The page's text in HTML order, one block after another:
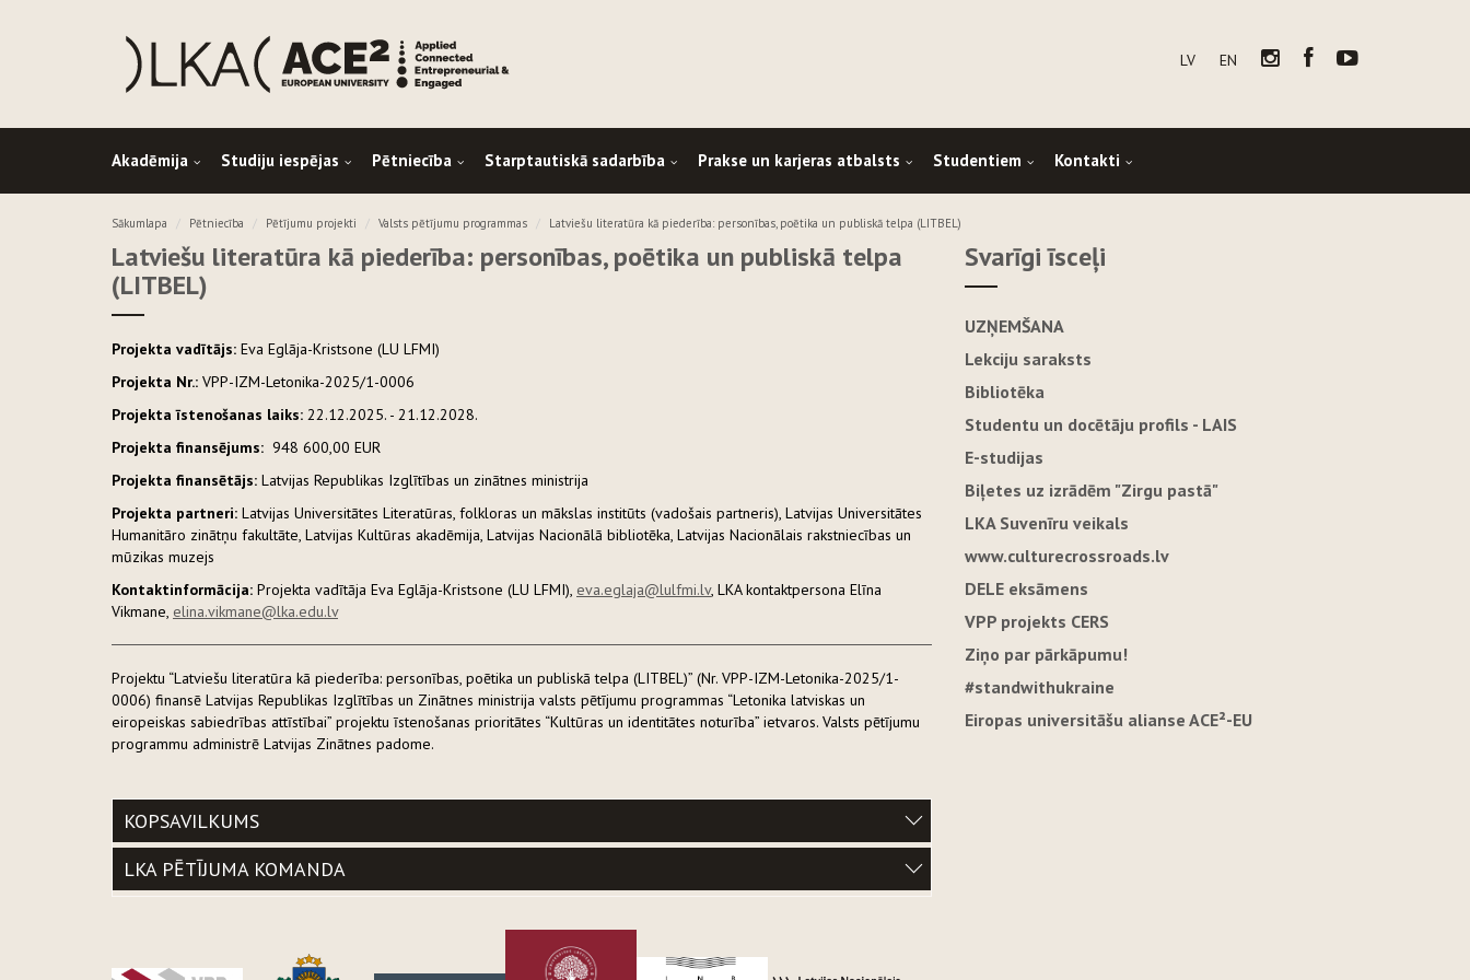
LV EN
Akadēmija Studiju iespējas Pētniecība Starptautiskā sadarbība Prakse un karjeras atbalsts Studentiem Kontakti
Sākumlapa Pētniecība Pētījumu projekti Valsts pētījumu programmas Latviešu literatūra kā piederība: personības, poētika un publiskā telpa (LITBEL)
Latviešu literatūra kā piederība: personības, poētika un publiskā telpa
(LITBEL)
Projekta vadītājs: Eva Eglāja-Kristsone (LU LFMI)
Projekta Nr.: VPP-IZM-Letonika-2025/1-0006
Projekta īstenošanas laiks: 22.12.2025. - 21.12.2028.
Projekta finansējums: 948 600,00 EUR
Projekta finansētājs: Latvijas Republikas Izglītības un zinātnes ministrija
Projekta partneri: Latvijas Universitātes Literatūras, folkloras un mākslas institūts (vadošais partneris), Latvijas Universitātes
Humanitāro zinātņu fakultāte, Latvijas Kultūras akadēmija, Latvijas Nacionālā bibliotēka, Latvijas Nacionālais rakstniecības un
mūzikas muzejs
Kontaktinformācija: Projekta vadītāja Eva Eglāja-Kristsone (LU LFMI), eva.eglaja@lulfmi.lv, LKA kontaktpersona Elīna
Vikmane, elina.vikmane@lka.edu.lv
Projektu “Latviešu literatūra kā piederība: personības, poētika un publiskā telpa (LITBEL)” (Nr. VPP-IZM-Letonika-2025/1-
0006) finansē Latvijas Republikas Izglītības un Zinātnes ministrija valsts pētījumu programmas “Letonika latviskas un
eiropeiskas sabiedrības attīstībai” projektu īstenošanas prioritātes “Kultūras un identitātes noturība” ietvaros. Valsts pētījumu
programmu administrē Latvijas Zinātnes padome.
KOPSAVILKUMS
LKA PĒTĪJUMA KOMANDA
Svarīgi īsceļi
UZŅEMŠANA
Lekciju saraksts
Bibliotēka
Studentu un docētāju profils - LAIS
E-studijas
Biļetes uz izrādēm "Zirgu pastā"
LKA Suvenīru veikals
www.culturecrossroads.lv
DELE eksāmens
VPP projekts CERS
Ziņo par pārkāpumu!
#standwithukraine
Eiropas universitāšu alianse ACE²-EU